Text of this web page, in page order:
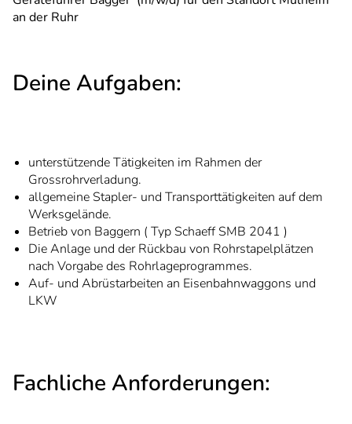
an der Ruhr
Deine Aufgaben:
unterstützende Tätigkeiten im Rahmen der
Grossrohrverladung.
allgemeine Stapler- und Transporttätigkeiten auf dem
Werksgelände.
Betrieb von Baggern ( Typ Schaeff SMB 2041 )
Die Anlage und der Rückbau von Rohrstapelplätzen
nach Vorgabe des Rohrlageprogrammes.
Auf- und Abrüstarbeiten an Eisenbahnwaggons und
LKW
Fachliche Anforderungen: